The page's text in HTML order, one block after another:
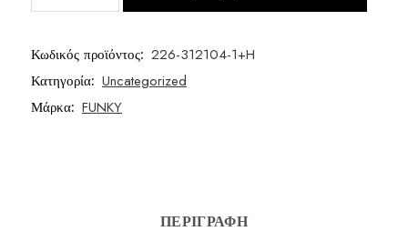
Κωδικός προϊόντος: 226-312104-1+H
Κατηγορία: Uncategorized
Μάρκα: FUNKY
ΠΕΡΙΓΡΑΦΉ